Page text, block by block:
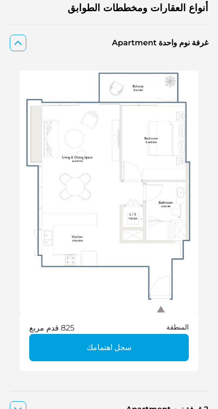
أنواع العقارات ومخططات الطوابق
غرفة نوم واحدة Apartment
المنطقة 825 قدم مربع
سجل اهتمامك